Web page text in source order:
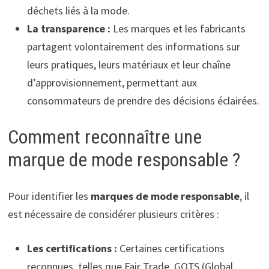
déchets liés à la mode.
La transparence : Les marques et les fabricants
partagent volontairement des informations sur
leurs pratiques, leurs matériaux et leur chaîne
d’approvisionnement, permettant aux
consommateurs de prendre des décisions éclairées.
Comment reconnaître une
marque de mode responsable ?
Pour identifier les marques de mode responsable, il
est nécessaire de considérer plusieurs critères :
Les certifications : Certaines certifications
reconnues, telles que Fair Trade, GOTS (Global